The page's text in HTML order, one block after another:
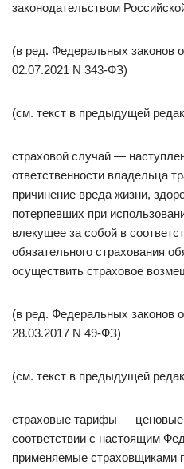
законодательством
(в ред. Федеральных законов
02.07.2021 N 343-ФЗ)
(см. текст в предыдущей
страховой случай —
ответственности владельца
причинение вреда жизни,
потерпевших при
влекущее за собой в
обязательного страхования
осуществить страховое
(в ред. Федеральных законов
28.03.2017 N 49-ФЗ)
(см. текст в предыдущей
страховые тарифы — ценовые
соответствии с настоящим
применяемые страховщиками